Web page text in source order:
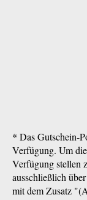
* Das Gutschein-
Verfügung. Um
Verfügung stellen
ausschließlich
mit dem Zusatz